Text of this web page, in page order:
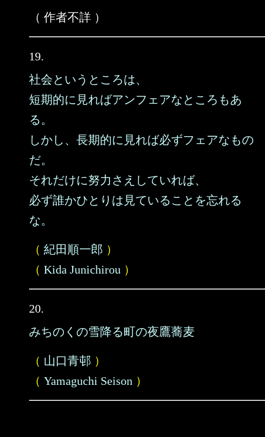
（ 作者不詳 ）
19.
社会というところは、
短期的に見ればアンフェアなところもあ
る。
しかし、長期的に見れば必ずフェアなもの
だ。
それだけに努力さえしていれば、
必ず誰かひとりは見ていることを忘れる
な。
（ 紀田順一郎 ）
（ Kida Junichirou ）
20.
みちのくの雪降る町の夜鷹蕎麦
（ 山口青邨 ）
（ Yamaguchi Seison ）